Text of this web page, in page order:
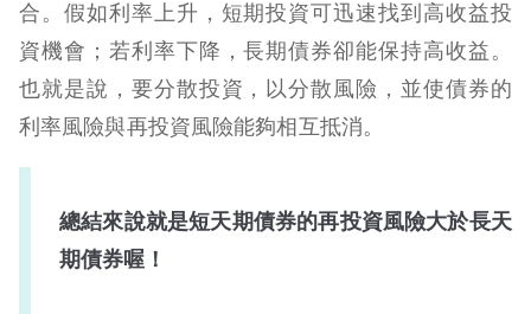
合。假如利率上升，短期投資可迅速找到高收益投
資機會；若利率下降，長期債券卻能保持高收益。
也就是說，要分散投資，以分散風險，並使債券的
利率風險與再投資風險能夠相互抵消。
總結來說就是短天期債券的再投資風險大於長天
期債券喔！